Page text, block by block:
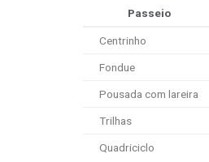
Passeio
Centrinho
Fondue
Pousada com lareira
Trilhas
Quadriciclo